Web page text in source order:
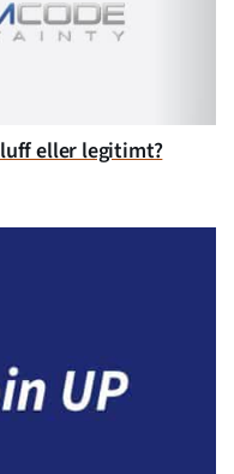
eller legitimt?